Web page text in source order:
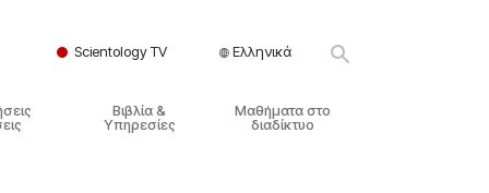
Scientology TV Ελληνικά
Βιβλία &
Υπηρεσίες
Μαθήματα στο
διαδίκτυο